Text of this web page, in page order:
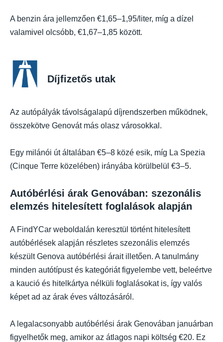
A benzin ára jellemzően €1,65–1,95/liter, míg a dízel
valamivel olcsóbb, €1,67–1,85 között.
Díjfizetős utak
Az autópályák távolságalapú díjrendszerben működnek,
összekötve Genovát más olasz városokkal.
Egy milánói út általában €5–8 közé esik, míg La Spezia
(Cinque Terre közelében) irányába körülbelül €3–5.
Autóbérlési árak Genovában: szezonális
elemzés hitelesített foglalások alapján
A FindYCar weboldalán keresztül történt hitelesített
autóbérlések alapján részletes szezonális elemzés
készült Genova autóbérlési árait illetően. A tanulmány
minden autótípust és kategóriát figyelembe vett, beleértve
a kaució és hitelkártya nélküli foglalásokat is, így valós
képet ad az árak éves változásáról.
A legalacsonyabb autóbérlési árak Genovában januárban
figyelhetők meg, amikor az átlagos napi költség €20. Ez